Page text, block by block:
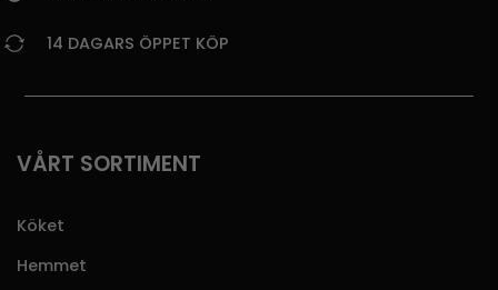
14 DAGARS ÖPPET KÖP
VÅRT SORTIMENT
Köket
Hemmet